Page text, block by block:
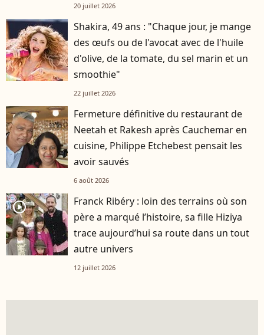
20 juillet 2026
Shakira, 49 ans : "Chaque jour, je mange
des œufs ou de l'avocat avec de l'huile
d'olive, de la tomate, du sel marin et un
smoothie"
22 juillet 2026
Fermeture définitive du restaurant de
Neetah et Rakesh après Cauchemar en
cuisine, Philippe Etchebest pensait les
avoir sauvés
6 août 2026
player2
Franck Ribéry : loin des terrains où son
père a marqué l’histoire, sa fille Hiziya
trace aujourd’hui sa route dans un tout
autre univers
12 juillet 2026